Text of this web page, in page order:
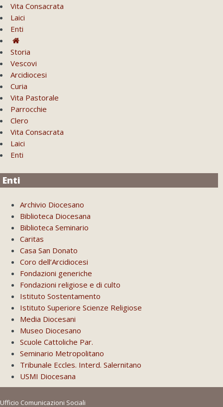
Vita Consacrata
Laici
Enti
Storia
Vescovi
Arcidiocesi
Curia
Vita Pastorale
Parrocchie
Clero
Vita Consacrata
Laici
Enti
Enti
Archivio Diocesano
Biblioteca Diocesana
Biblioteca Seminario
Caritas
Casa San Donato
Coro dell’Arcidiocesi
Fondazioni generiche
Fondazioni religiose e di culto
Istituto Sostentamento
Istituto Superiore Scienze Religiose
Media Diocesani
Museo Diocesano
Scuole Cattoliche Par.
Seminario Metropolitano
Tribunale Eccles. Interd. Salernitano
USMI Diocesana
Ufficio Comunicazioni Sociali